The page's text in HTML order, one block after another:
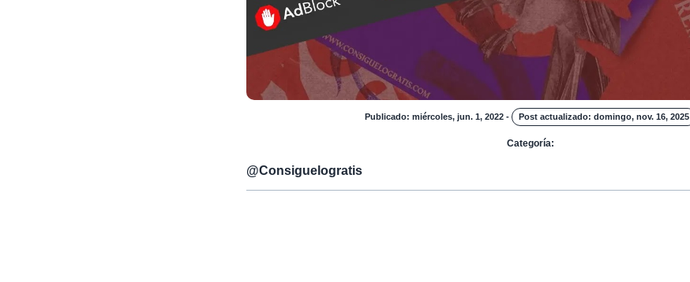
Publicado: miércoles, jun. 1, 2022 - Post actualizado: domingo, nov. 16, 2025
Categoría:
@Consiguelogratis